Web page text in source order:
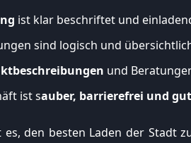
ist klar beschriftet und
sind logisch und
und
ist sauber, barrierefrei und
den besten Laden der Stadt